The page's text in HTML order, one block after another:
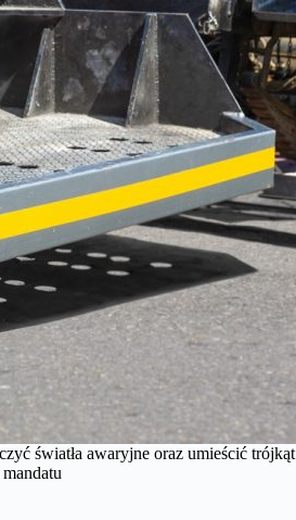
światła awaryjne oraz umieścić trójkąt